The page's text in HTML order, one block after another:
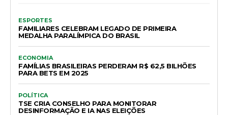
ESPORTES
FAMILIARES CELEBRAM LEGADO DE PRIMEIRA
MEDALHA PARALÍMPICA DO BRASIL
ECONOMIA
FAMÍLIAS BRASILEIRAS PERDERAM R$ 62,5 BILHÕES
PARA BETS EM 2025
POLÍTICA
TSE CRIA CONSELHO PARA MONITORAR
DESINFORMAÇÃO E IA NAS ELEIÇÕES